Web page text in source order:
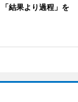
結果より過程」を